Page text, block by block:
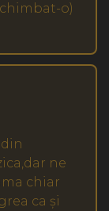
o)
ne
chiar
ca și